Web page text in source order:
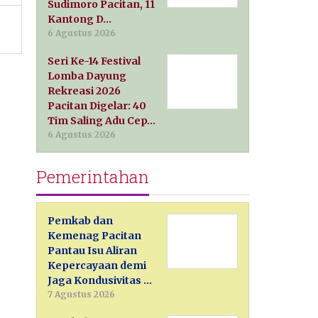
Sudimoro Pacitan, 11
Kantong D…
6 Agustus 2026
Seri Ke-14 Festival
Lomba Dayung
Rekreasi 2026
Pacitan Digelar: 40
Tim Saling Adu Cep…
6 Agustus 2026
Pemerintahan
Pemkab dan
Kemenag Pacitan
Pantau Isu Aliran
Kepercayaan demi
Jaga Kondusivitas …
7 Agustus 2026